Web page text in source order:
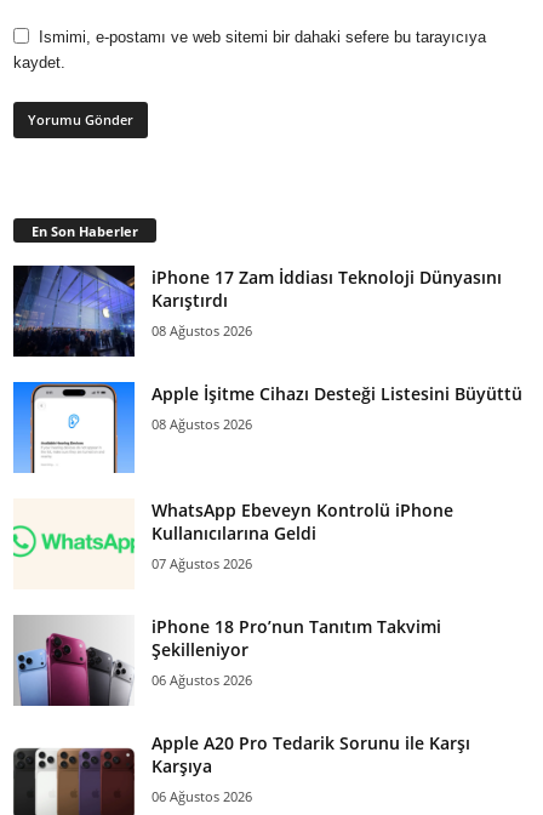
Ismimi, e-postamı ve web sitemi bir dahaki sefere bu tarayıcıya
kaydet.
En Son Haberler
iPhone 17 Zam İddiası Teknoloji Dünyasını
Karıştırdı
08 Ağustos 2026
Apple İşitme Cihazı Desteği Listesini Büyüttü
08 Ağustos 2026
WhatsApp Ebeveyn Kontrolü iPhone
Kullanıcılarına Geldi
07 Ağustos 2026
iPhone 18 Pro’nun Tanıtım Takvimi
Şekilleniyor
06 Ağustos 2026
Apple A20 Pro Tedarik Sorunu ile Karşı
Karşıya
06 Ağustos 2026